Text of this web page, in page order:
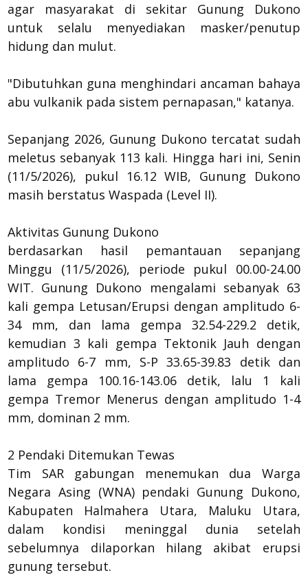
agar masyarakat di sekitar Gunung Dukono
untuk selalu menyediakan masker/penutup
hidung dan mulut.
"Dibutuhkan guna menghindari ancaman bahaya
abu vulkanik pada sistem pernapasan," katanya.
Sepanjang 2026, Gunung Dukono tercatat sudah
meletus sebanyak 113 kali. Hingga hari ini, Senin
(11/5/2026), pukul 16.12 WIB, Gunung Dukono
masih berstatus Waspada (Level II).
Aktivitas Gunung Dukono
berdasarkan hasil pemantauan sepanjang
Minggu (11/5/2026), periode pukul 00.00-24.00
WIT. Gunung Dukono mengalami sebanyak 63
kali gempa Letusan/Erupsi dengan amplitudo 6-
34 mm, dan lama gempa 32.54-229.2 detik,
kemudian 3 kali gempa Tektonik Jauh dengan
amplitudo 6-7 mm, S-P 33.65-39.83 detik dan
lama gempa 100.16-143.06 detik, lalu 1 kali
gempa Tremor Menerus dengan amplitudo 1-4
mm, dominan 2 mm.
2 Pendaki Ditemukan Tewas
Tim SAR gabungan menemukan dua Warga
Negara Asing (WNA) pendaki Gunung Dukono,
Kabupaten Halmahera Utara, Maluku Utara,
dalam kondisi meninggal dunia setelah
sebelumnya dilaporkan hilang akibat erupsi
gunung tersebut.